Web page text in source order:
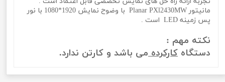
مانیتور Planar PXl2430MW با وضوح نمایش 1920*1080 با نور
پس زمینه LED است .
نکته مهم :
دستگاه کارکردهمی باشد و کارتن ندارد.